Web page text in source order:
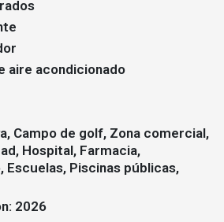
aire acondicionado
Hospital, Farmacia,
Piscinas públicas,
2026